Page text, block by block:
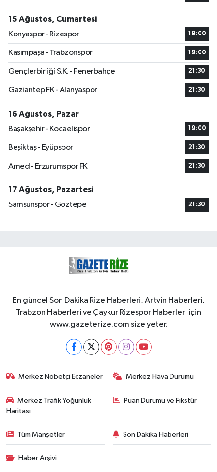
15 Ağustos, Cumartesi
Konyaspor - Rizespor
19:00
Kasımpaşa - Trabzonspor 19:00
Gençlerbirliği S.K. - Fenerbahçe 21:30
Gaziantep FK - Alanyaspor 21:30
16 Ağustos, Pazar
Başakşehir - Kocaelispor
19:00
Beşiktaş - Eyüpspor 21:30
Amed - Erzurumspor FK 21:30
17 Ağustos, Pazartesi
Samsunspor - Göztepe
21:30
En güncel Son Dakika Rize Haberleri, Artvin Haberleri,
Trabzon Haberleri ve Çaykur Rizespor Haberleri için
www.gazeterize.com size yeter.
Merkez Nöbetçi Eczaneler Merkez Hava Durumu
Merkez Trafik Yoğunluk
Haritası
Puan Durumu ve Fikstür
Tüm Manşetler Son Dakika Haberleri
Haber Arşivi